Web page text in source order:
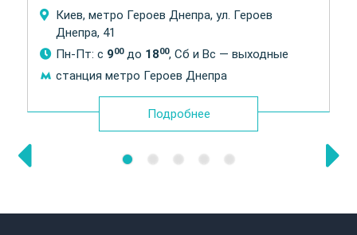
Киев, метро Героев Днепра, ул. Героев
Днепра, 41
Пн-Пт: с 900до 1800, Сб и Вс — выходные
станция метро Героев Днепра
Подробнее